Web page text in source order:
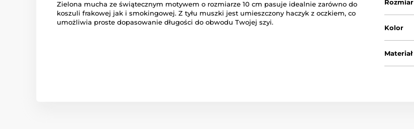
Zielona mucha ze świątecznym motywem o rozmiarze 10 cm pasuje idealnie zarówno do
koszuli frakowej jak i smokingowej. Z tyłu muszki jest umieszczony haczyk z oczkiem, co
umożliwia proste dopasowanie długości do obwodu Twojej szyi.
Rozmiar
Kolor
Materiał